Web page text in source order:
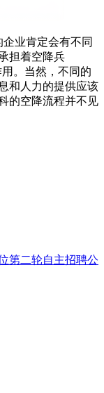
业肯定会有不同
担着空降兵
。当然，不同的
和人力的提供应该
的空降流程并不见
第二轮自主招聘公